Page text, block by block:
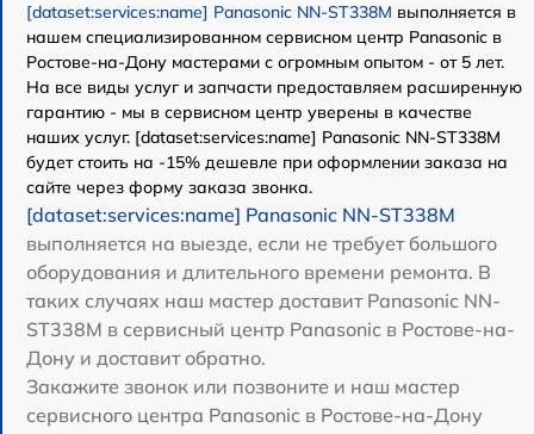
[dataset:services:name] Panasonic NN-ST338M выполняется в
нашем специализированном сервисном центр Panasonic в
Ростове-на-Дону мастерами с огромным опытом - от 5 лет.
На все виды услуг и запчасти предоставляем расширенную
гарантию - мы в сервисном центр уверены в качестве
наших услуг. [dataset:services:name] Panasonic NN-ST338M
будет стоить на -15% дешевле при оформлении заказа на
сайте через форму заказа звонка.
[dataset:services:name] Panasonic NN-ST338M
выполняется на выезде, если не требует большого
оборудования и длительного времени ремонта. В
таких случаях наш мастер доставит Panasonic NN-
ST338M в сервисный центр Panasonic в Ростове-на-
Дону и доставит обратно.
Закажите звонок или позвоните и наш мастер
сервисного центра Panasonic в Ростове-на-Дону